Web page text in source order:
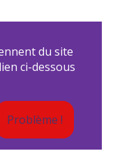
du site
ci-dessous
Problème !